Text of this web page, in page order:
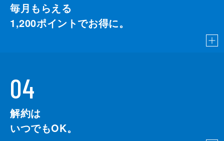
毎月もらえる
1,200ポイントでお得に。
04
解約は
いつでもOK。